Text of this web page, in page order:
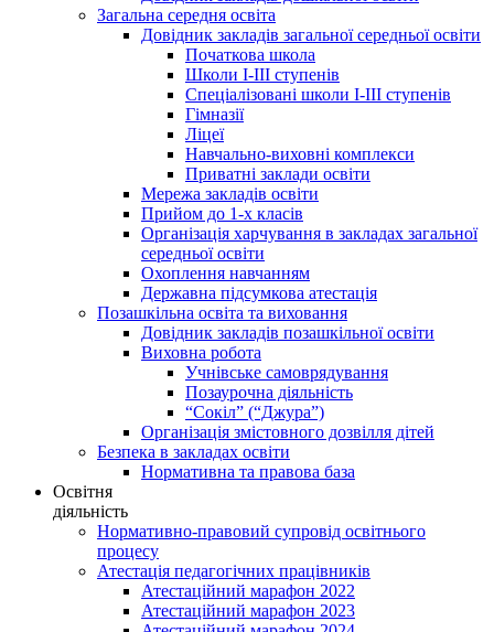
Загальна середня освіта
Довідник закладів загальної середньої освіти
Початкова школа
Школи І-ІІІ ступенів
Спеціалізовані школи І-ІІІ ступенів
Гімназії
Ліцеї
Навчально-виховні комплекси
Приватні заклади освіти
Мережа закладів освіти
Прийом до 1-х класів
Організація харчування в закладах загальної
середньої освіти
Охоплення навчанням
Державна підсумкова атестація
Позашкільна освіта та виховання
Довідник закладів позашкільної освіти
Виховна робота
Учнівське самоврядування
Позаурочна діяльність
“Сокіл” (“Джура”)
Організація змістовного дозвілля дітей
Безпека в закладах освіти
Нормативна та правова база
Освітня
діяльність
Нормативно-правовий супровід освітнього
процесу
Атестація педагогічних працівників
Атестаційний марафон 2022
Атестаційний марафон 2023